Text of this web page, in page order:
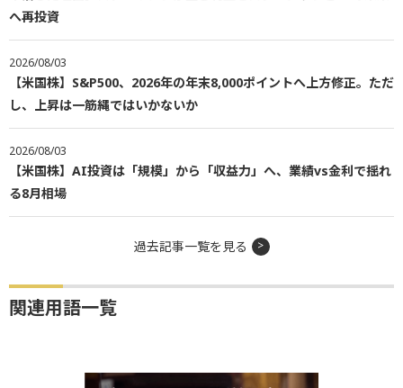
へ再投資
2026/08/03
【米国株】S&P500、2026年の年末8,000ポイントへ上方修正。ただ
し、上昇は一筋縄ではいかないか
2026/08/03
【米国株】AI投資は「規模」から「収益力」へ、業績vs金利で揺れ
る8月相場
過去記事一覧を見る
関連用語一覧